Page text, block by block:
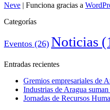
Neve | Funciona gracias a
Categorías
Eventos (26) Noticias
Entradas recientes
Gremios empresariales de
Industrias de Aragua
Jornadas de Recursos